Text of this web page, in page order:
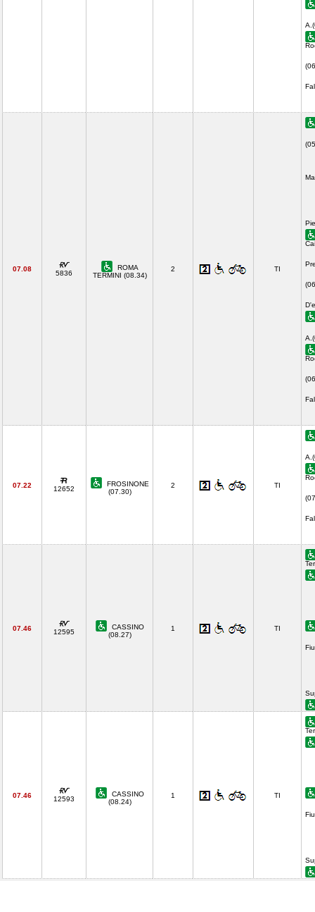
07.08
5836
ROMA
TERMINI (08.34)
2 TI
07.22 12652
FROSINONE
(07.30)
2 TI
07.46 12595
CASSINO
(08.27)
1 TI
07.46 12593
CASSINO
(08.24)
1 TI